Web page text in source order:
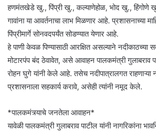
हणमंतखेडे खु., पिंप्री खु., कल्याणेहोळ, भोद खु., हिंगोणे
गावांना या आवर्तनाचा लाभ मिळणार आहे. प्रशासनाच्या
पिंप्रीमार्गे सोनवदपर्यंत सोडण्यात येणार आहे.
हे पाणी केवळ पिण्यासाठी आरक्षित असल्याने नदीकाठच्या
मोटारपंप बंद ठेवावेत, असे आवाहन पालकमंत्री गुलाबराव
रोहन घुगे यांनी केले आहे. तसेच नदीपात्रालगत राहणाऱ्या
प्रशासनाला सहकार्य करावे, असेही त्यांनी नमूद केले.
*पालकमंत्र्याचे जनतेला आवाहन*
यावेळी पालकमंत्री गुलाबराव पाटील यांनी नागरिकांना